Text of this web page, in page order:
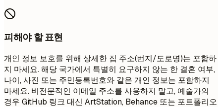
피해야 할 표현
개인 정보 보호를 위해 상세한 집 주소(번지/도로명)는 포함하
지 마세요. 해당 국가에서 특별히 요구하지 않는 한 결혼 여부,
나이, 사진 또는 주민등록번호와 같은 개인 정보는 포함하지
마세요. 비전문적인 이메일 주소를 사용하지 말고, 예술가의
경우 GitHub 링크 대신 ArtStation, Behance 또는 포트폴리오